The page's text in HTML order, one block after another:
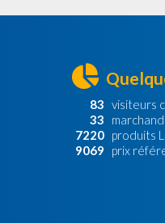
83 visiteurs
33
7220 produits
9069
prix